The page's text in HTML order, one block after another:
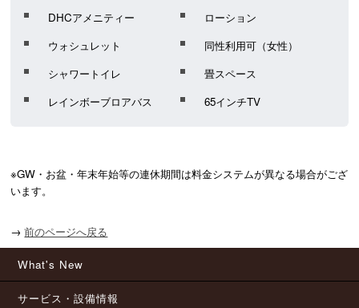
DHCアメニティー
ローション
ウォシュレット
同性利用可（女性）
シャワートイレ
畳スペース
レインボーブロアバス
65インチTV
※GW・お盆・年末年始等の連休期間は料金システムが異なる場合がござ
います。
→ 前のページへ戻る
What's New
サービス・設備情報